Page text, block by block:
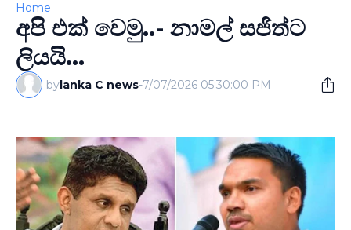
Home
අපි එක් වෙමු..- නාමල් සජිත්ට
ලියයි...
bylanka C news-7/07/2026 05:30:00 PM